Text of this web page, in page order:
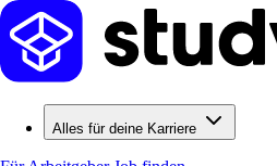
Alles für deine Karriere